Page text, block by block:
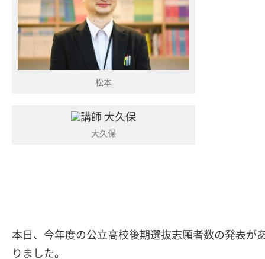
松本
大久保
本日、今年度の公立高校後期選抜志願者数の発表が
りました。